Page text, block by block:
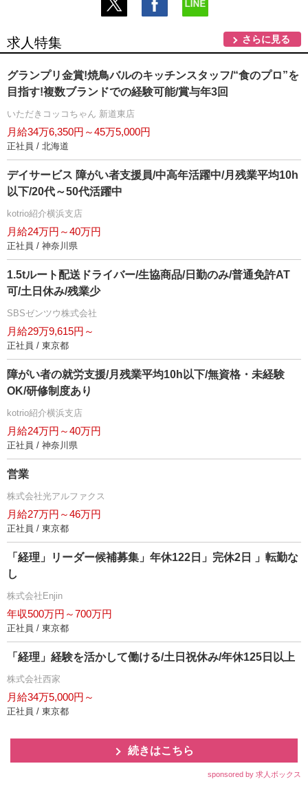
求人特集 さらに見る
グランプリ金賞!焼鳥バルのキッチンスタッフ/“食のプロ”を
目指す!複数ブランドでの経験可能/賞与年3回
いただきコッコちゃん 新道東店
月給34万6,350円～45万5,000円
正社員 / 北海道
デイサービス 障がい者支援員/中高年活躍中/月残業平均10h
以下/20代～50代活躍中
kotrio紹介横浜支店
月給24万円～40万円
正社員 / 神奈川県
1.5tルート配送ドライバー/生協商品/日勤のみ/普通免許AT
可/土日休み/残業少
SBSゼンツウ株式会社
月給29万9,615円～
正社員 / 東京都
障がい者の就労支援/月残業平均10h以下/無資格・未経験
OK/研修制度あり
kotrio紹介横浜支店
月給24万円～40万円
正社員 / 神奈川県
営業
株式会社光アルファクス
月給27万円～46万円
正社員 / 東京都
「経理」リーダー候補募集」年休122日」完休2日 」転勤な
し
株式会社Enjin
年収500万円～700万円
正社員 / 東京都
「経理」経験を活かして働ける/土日祝休み/年休125日以上
株式会社西家
月給34万5,000円～
正社員 / 東京都
続きはこちら
sponsored by 求人ボックス